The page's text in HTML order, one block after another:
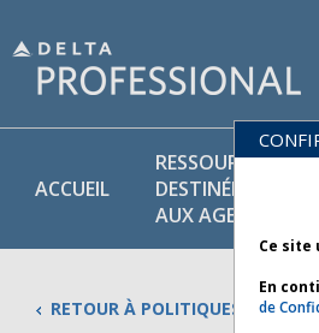
ACCUEIL
RESSOURCES
DESTINÉES
AUX AGENTS
RETOUR À POLITIQUES
Ce
En
de